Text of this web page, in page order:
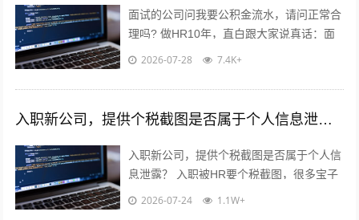
面试的公司问我要公积金流水，请问正常合
理吗? 做HR10年，直白跟大家说真话：面
试要公积金流水，很常见，但不是必须！不
2026-07-28 7.4K+
入职新公司，提供个税截图是否属于个人信息泄露？
入职新公司，提供个税截图是否属于个人信
息泄露？ 入职被HR要个税截图，很多宝子
都慌了：这算不算隐私泄露？到底能不能
2026-07-24 1.1W+